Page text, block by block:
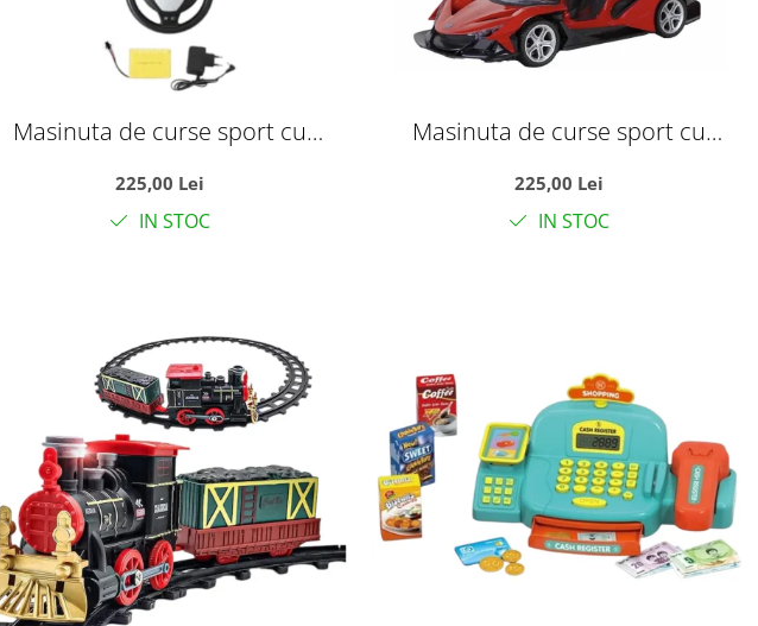
Masinuta de curse sport cu
automate si acumulator, galben,
35 cm, +6 ani
225,00 Lei
IN STOC
Masinuta de curse sport cu
automate si acumulator, rosie, 35
cm, +6 ani
225,00 Lei
IN STOC